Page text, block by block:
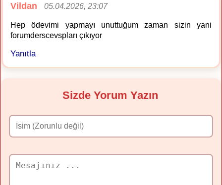
Vildan 05.04.2026, 23:07
Hep ödevimi yapmayı unuttuğum zaman sizin yani
forumderscevspları çıkıyor
Yanıtla
Sizde Yorum Yazın